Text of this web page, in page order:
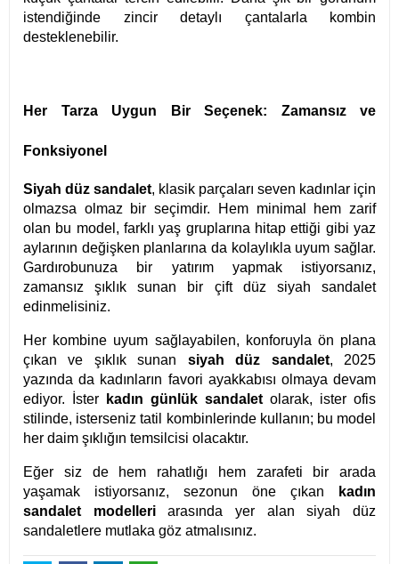
istendiğinde zincir detaylı çantalarla kombin
desteklenebilir.
Her Tarza Uygun Bir Seçenek: Zamansız ve
Fonksiyonel
Siyah düz sandalet, klasik parçaları seven kadınlar için
olmazsa olmaz bir seçimdir. Hem minimal hem zarif
olan bu model, farklı yaş gruplarına hitap ettiği gibi yaz
aylarının değişken planlarına da kolaylıkla uyum sağlar.
Gardırobunuza bir yatırım yapmak istiyorsanız,
zamansız şıklık sunan bir çift düz siyah sandalet
edinmelisiniz.
Her kombine uyum sağlayabilen, konforuyla ön plana
çıkan ve şıklık sunan siyah düz sandalet, 2025
yazında da kadınların favori ayakkabısı olmaya devam
ediyor. İster
kadın günlük sandalet olarak, ister ofis
stilinde, isterseniz tatil kombinlerinde kullanın; bu model
her daim şıklığın temsilcisi olacaktır.
Eğer siz de hem rahatlığı hem zarafeti bir arada
yaşamak istiyorsanız, sezonun öne çıkan
kadın
sandalet modelleriarasında yer alan siyah düz
sandaletlere mutlaka göz atmalısınız.